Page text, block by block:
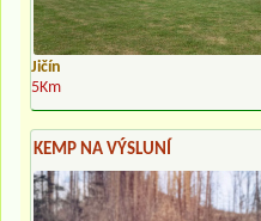
Jičín
5Km
KEMP NA VÝSLUNÍ